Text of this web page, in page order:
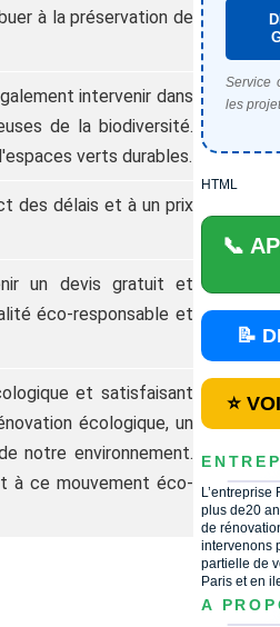
à la préservation de
intervenir dans
de la biodiversité.
verts durables.
des délais et à un prix
un devis gratuit et
éco-responsable et
et satisfaisant
écologique, un
notre environnement.
à ce mouvement éco-
Service
les
HTML
📞
📝
⭐
plus de20
de
intervenons
partielle de
Paris et en
A